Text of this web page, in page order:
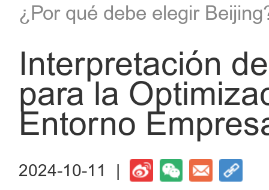
¿Por qué debe elegir
Interpretación
para la
Entorno
2024-10-11 |